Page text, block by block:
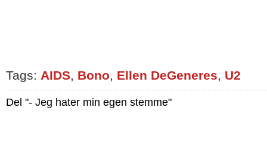
Tags: AIDS, Bono, Ellen DeGeneres, U2
Del "- Jeg hater min egen stemme"